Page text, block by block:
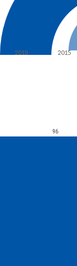
2019 2015
96